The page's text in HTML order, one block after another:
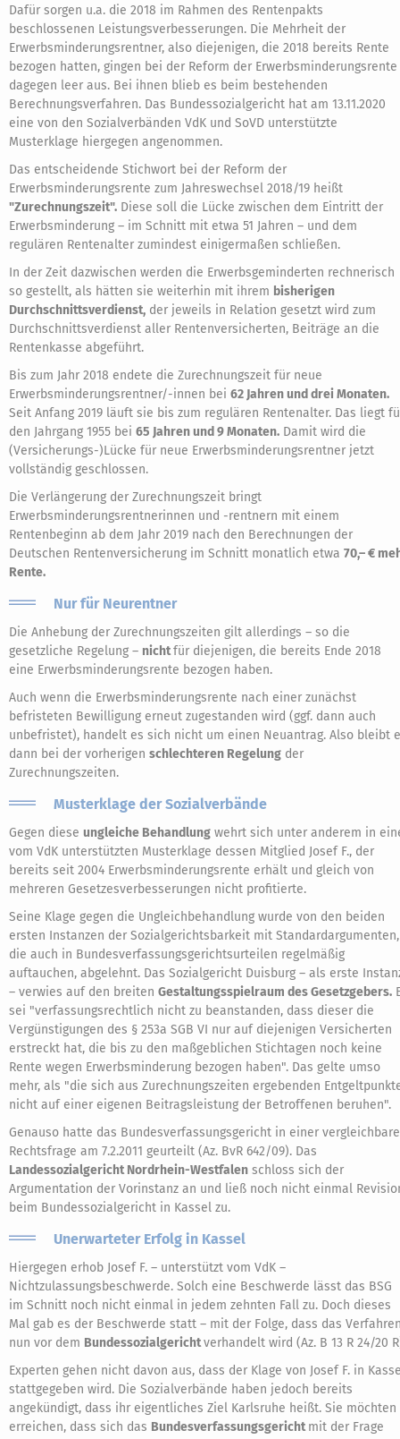
Dafür sorgen u.a. die 2018 im Rahmen des Rentenpakts
beschlossenen Leistungsverbesserungen. Die Mehrheit der
Erwerbsminderungsrentner, also diejenigen, die 2018 bereits Rente
bezogen hatten, gingen bei der Reform der Erwerbsminderungsrente
dagegen leer aus. Bei ihnen blieb es beim bestehenden
Berechnungsverfahren. Das Bundessozialgericht hat am 13.11.2020
eine von den Sozialverbänden VdK und SoVD unterstützte
Musterklage hiergegen angenommen.
Das entscheidende Stichwort bei der Reform der
Erwerbsminderungsrente zum Jahreswechsel 2018/19 heißt
"Zurechnungszeit". Diese soll die Lücke zwischen dem Eintritt der
Erwerbsminderung – im Schnitt mit etwa 51 Jahren – und dem
regulären Rentenalter zumindest einigermaßen schließen.
In der Zeit dazwischen werden die Erwerbsgeminderten rechnerisch
so gestellt, als hätten sie weiterhin mit ihrem bisherigen
Durchschnittsverdienst, der jeweils in Relation gesetzt wird zum
Durchschnittsverdienst aller Rentenversicherten, Beiträge an die
Rentenkasse abgeführt.
Bis zum Jahr 2018 endete die Zurechnungszeit für neue
Erwerbsminderungsrentner/-innen bei 62 Jahren und drei Monaten.
Seit Anfang 2019 läuft sie bis zum regulären Rentenalter. Das liegt
den Jahrgang 1955 bei 65 Jahren und 9 Monaten. Damit wird die
(Versicherungs-)Lücke für neue Erwerbsminderungsrentner jetzt
vollständig geschlossen.
Die Verlängerung der Zurechnungszeit bringt
Erwerbsminderungsrentnerinnen und -rentnern mit einem
Rentenbeginn ab dem Jahr 2019 nach den Berechnungen der
Deutschen Rentenversicherung im Schnitt monatlich etwa 70,– €
Rente.
Nur für Neurentner
Die Anhebung der Zurechnungszeiten gilt allerdings – so die
gesetzliche Regelung – nichtfür diejenigen, die bereits Ende 2018
eine Erwerbsminderungsrente bezogen haben.
Auch wenn die Erwerbsminderungsrente nach einer zunächst
befristeten Bewilligung erneut zugestanden wird (ggf. dann auch
unbefristet), handelt es sich nicht um einen Neuantrag. Also bleibt
dann bei der vorherigen schlechteren Regelung der
Zurechnungszeiten.
Musterklage der Sozialverbände
Gegen diese ungleiche Behandlung wehrt sich unter anderem in
vom VdK unterstützten Musterklage dessen Mitglied Josef F., der
bereits seit 2004 Erwerbsminderungsrente erhält und gleich von
mehreren Gesetzesverbesserungen nicht profitierte.
Seine Klage gegen die Ungleichbehandlung wurde von den beiden
ersten Instanzen der Sozialgerichtsbarkeit mit Standardargumenten,
die auch in Bundesverfassungsgerichtsurteilen regelmäßig
auftauchen, abgelehnt. Das Sozialgericht Duisburg – als erste
– verwies auf den breiten Gestaltungsspielraum des Gesetzgebers.
sei "verfassungsrechtlich nicht zu beanstanden, dass dieser die
Vergünstigungen des § 253a SGB VI nur auf diejenigen Versicherten
erstreckt hat, die bis zu den maßgeblichen Stichtagen noch keine
Rente wegen Erwerbsminderung bezogen haben". Das gelte umso
mehr, als "die sich aus Zurechnungszeiten ergebenden
nicht auf einer eigenen Beitragsleistung der Betroffenen beruhen".
Genauso hatte das Bundesverfassungsgericht in einer
Rechtsfrage am 7.2.2011 geurteilt (Az. BvR 642/09). Das
Landessozialgericht Nordrhein-Westfalen schloss sich der
Argumentation der Vorinstanz an und ließ noch nicht einmal
beim Bundessozialgericht in Kassel zu.
Unerwarteter Erfolg in Kassel
Hiergegen erhob Josef F. – unterstützt vom VdK –
Nichtzulassungsbeschwerde. Solch eine Beschwerde lässt das BSG
im Schnitt noch nicht einmal in jedem zehnten Fall zu. Doch dieses
Mal gab es der Beschwerde statt – mit der Folge, dass das
nun vor dem Bundessozialgerichtverhandelt wird (Az. B 13 R 24/20
Experten gehen nicht davon aus, dass der Klage von Josef F. in
stattgegeben wird. Die Sozialverbände haben jedoch bereits
angekündigt, dass ihr eigentliches Ziel Karlsruhe heißt. Sie möchten
erreichen, dass sich das Bundesverfassungsgerichtmit der Frage